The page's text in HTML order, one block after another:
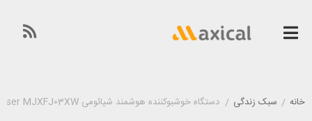
خانه / سبک زندگی / دستگاه خوشبوکننده هوشمند شیائومی Xiaomi Smart Scent Diffuser MJXFJ03XW